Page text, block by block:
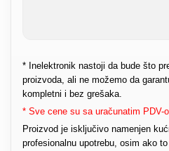
* Inelektronik nastoji da bude što
proizvoda, ali ne možemo da
kompletni i bez grešaka.
* Sve cene su sa uračunatim PDV-
Proizvod je isključivo namenjen
profesionalnu upotrebu, osim ako